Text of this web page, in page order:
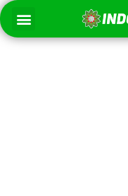
Lewati
ke
konten
Menu